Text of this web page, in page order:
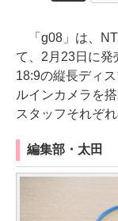
「g08」は、
て、2月23日に発
18:9の縦長ディ
ルインカメラを
スタッフそれぞ
編集部・太田